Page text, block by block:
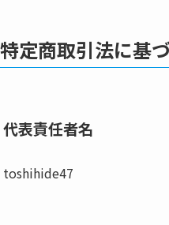
特定商取引法に基
代表責任者名
toshihide47